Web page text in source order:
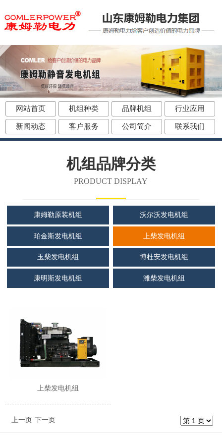
网站首页 机组种类 品牌机组 行业应用
新闻动态 客户服务 公司简介 联系我们
机组品牌分类
PRODUCT DISPLAY
康姆勒原装机组 沃尔沃发电机组
珀金斯发电机组 上柴发电机组
玉柴发电机组 博杜安发电机组
康明斯发电机组 潍柴发电机组
上柴发电机组
上一页 下一页